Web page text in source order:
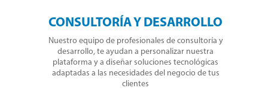
CONSULTORÍA Y DESARROLLO
Nuestro equipo de profesionales de consultoría y
desarrollo, te ayudan a personalizar nuestra
plataforma y a diseñar soluciones tecnológicas
adaptadas a las necesidades del negocio de tus
clientes